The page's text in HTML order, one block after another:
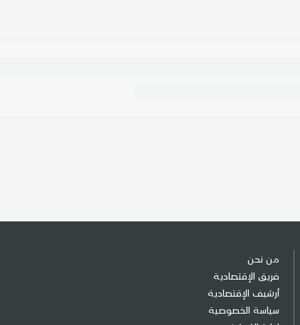
من نحن
فريق الإقتصادية
أرشيف الإقتصادية
سياسة الخصوصية